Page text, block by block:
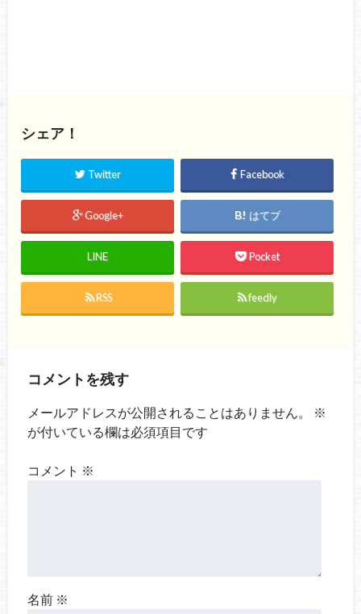
シェア！
Twitter Facebook
Google+ はてブ
LINE Pocket
RSS feedly
コメントを残す
メールアドレスが公開されることはありません。
※
が付いている欄は必須項目です
コメント ※
名前 ※